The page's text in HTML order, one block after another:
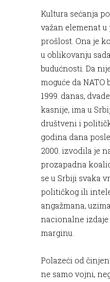
Kultura sećanja
važan elemenat u
prošlost. Ona je
u oblikovanju
budućnosti. Da
moguće da
1999. danas,
kasnije, ima u
društveni i
godina dana
2000. izvodila je
prozapadna
se u Srbiji svaka
političkog ili
angažmana,
nacionalne
marginu.
Polazeći od
ne samo vojni,